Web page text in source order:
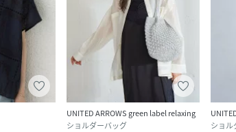
UNITED ARROWS green label relaxing
ショルダーバッグ
ショル